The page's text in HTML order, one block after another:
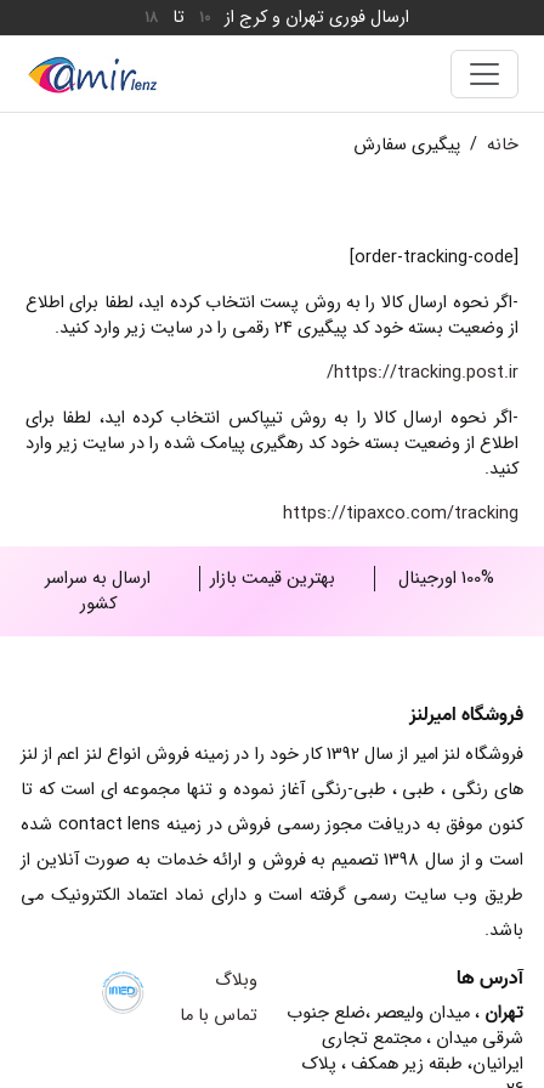
ارسال فوری تهران و کرج از 10 تا 18
خانه / پیگیری سفارش
[order-tracking-code]
-اگر نحوه ارسال کالا را به روش پست انتخاب کرده اید، لطفا برای اطلاع
از وضعیت بسته خود کد پیگیری 24 رقمی را در سایت زیر وارد کنید.
https://tracking.post.ir/
-اگر نحوه ارسال کالا را به روشتیپاکس انتخاب کرده اید، لطفا برای
اطلاع از وضعیت بسته خود کد رهگیری پیامک شده را در سایت زیر وارد
کنید.
https://tipaxco.com/tracking
100% اورجینال بهترین قیمت بازار
ارسال به سراسر
کشور
فروشگاه امیرلنز
فروشگاه لنز امیر از سال 1392 کار خود را در زمینه فروش انواع لنز اعم از لنز
های رنگی ، طبی ، طبی-رنگی آغاز نموده و تنها مجموعه ای است که تا
کنون موفق به دریافت مجوز رسمی فروش در زمینه contact lens شده
است و از سال 1398 تصمیم به فروش و ارائه خدمات به صورت آنلاین از
طریق وب سایت رسمی گرفته است و دارای نماد اعتماد الکترونیک می
باشد.
آدرس ها
تهران ، میدان ولیعصر ،ضلع جنوب
شرقی میدان ، مجتمع تجاری
ایرانیان، طبقه زیر همکف ، پلاک
وبلاگ
تماس با ما